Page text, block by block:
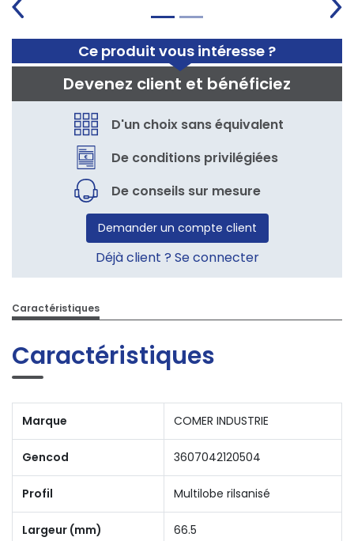
Ce produit vous intéresse ?
Devenez client et bénéficiez
D'un choix sans équivalent
De conditions privilégiées
De conseils sur mesure
Demander un compte client
Déjà client ? Se connecter
Caractéristiques
Caractéristiques
Marque COMER INDUSTRIE
Gencod 3607042120504
Profil Multilobe rilsanisé
Largeur (mm) 66.5